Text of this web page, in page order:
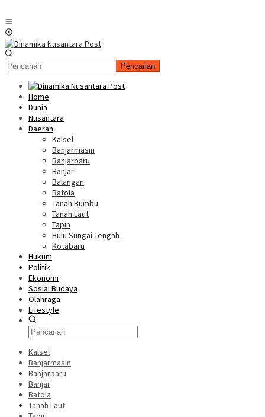
Pencarian
Home
Dunia
Nusantara
Daerah
Kalsel
Banjarmasin
Banjarbaru
Banjar
Balangan
Batola
Tanah Bumbu
Tanah Laut
Tapin
Hulu Sungai Tengah
Kotabaru
Hukum
Politik
Ekonomi
Sosial Budaya
Olahraga
Lifestyle
Kalsel
Banjarmasin
Banjarbaru
Banjar
Batola
Tanah Laut